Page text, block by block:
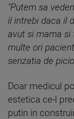
"Putem sa
il intrebi daca il
avut si mama si
multe ori
senzatia de
Doar medicul
estetica ce-l
putin in